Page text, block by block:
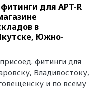
для APT-R
в
Южно-
фитинги для
Владивостоку,
и по всему